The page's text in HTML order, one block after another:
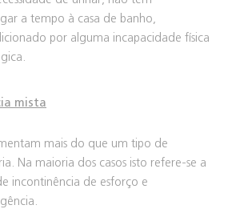
a tempo à casa de banho,
por alguma incapacidade física
mista
mais do que um tipo de
Na maioria dos casos isto refere-se a
incontinência de esforço e